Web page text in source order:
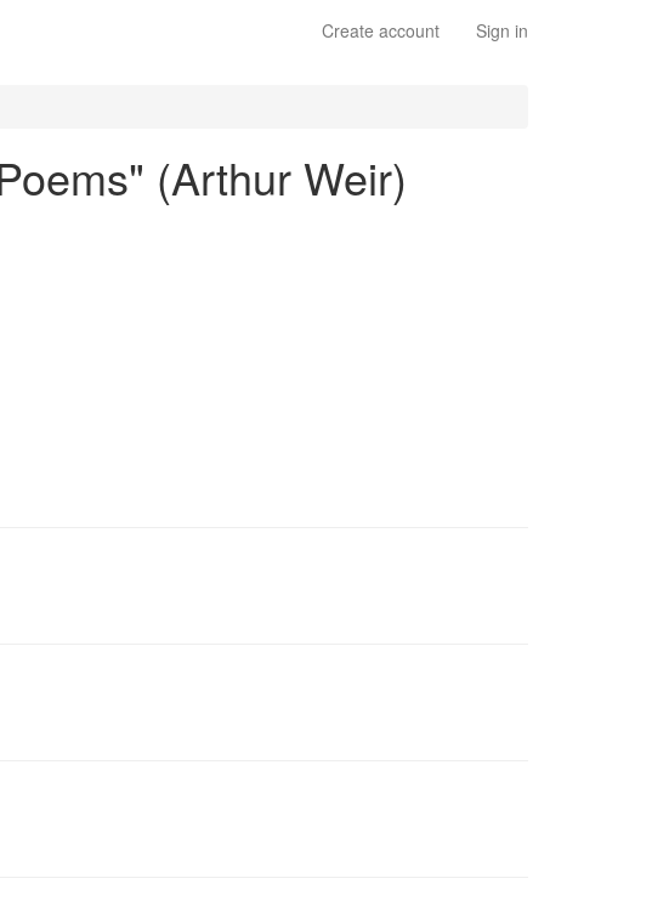
Create account Sign in
(Arthur Weir)